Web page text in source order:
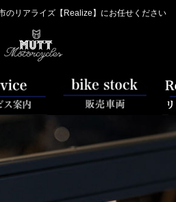
のリアライズ【Realize】にお任せください